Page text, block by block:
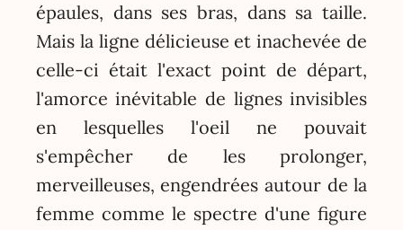
épaules, dans ses bras, dans sa taille.
Mais la ligne délicieuse et inachevée de
celle-ci était l'exact point de départ,
l'amorce inévitable de lignes invisibles
en lesquelles l'oeil ne pouvait
s'empêcher de les prolonger,
merveilleuses, engendrées autour de la
femme comme le spectre d'une figure